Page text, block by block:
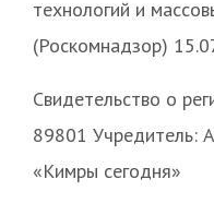
технологий и
(Роскомнадзор)
Свидетельство о
89801 Учредитель:
«Кимры сегодня»